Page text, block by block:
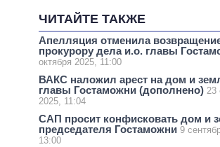
ЧИТАЙТЕ ТАКЖЕ
Апелляция отменила
прокурору дела и.о. главы
октября 2025, 11:00
ВАКС наложил арест на дом и
главы Гостаможни (дополнено) 23
2025, 11:04
САП просит конфисковать дом и
председателя Гостаможни 9
13:00